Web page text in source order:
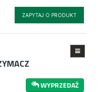
ZAPYTAJ O PRODUKT
WYPRZEDAŻ